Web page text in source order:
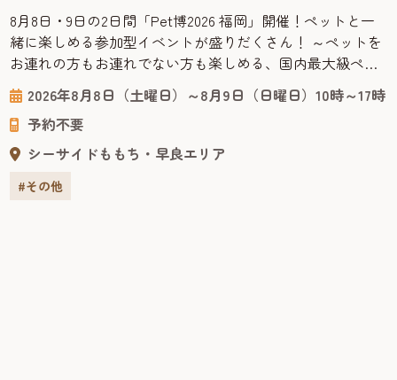
8月8日・9日の2日間「Pet博2026 福岡」開催！ペットと一
緒に楽しめる参加型イベントが盛りだくさん！ ～ペットを
お連れの方もお連れでない方も楽しめる、国内最大級ペッ
トイベント～ 「Pet博」は、“ペットは家族の一員”をコン
セプトにした、ペットとペットを愛する皆さまのための参
加・体験型イベントです。日本で初めてペット同伴で入場
できるイベントとしてスタートし、現在では毎年全国各地
2026年8月8日（土曜日）～8月9日（日曜日）10時～17時
予約不要
シーサイドももち・早良エリア
#その他